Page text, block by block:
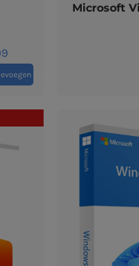
aan winkelwagen
Microsoft